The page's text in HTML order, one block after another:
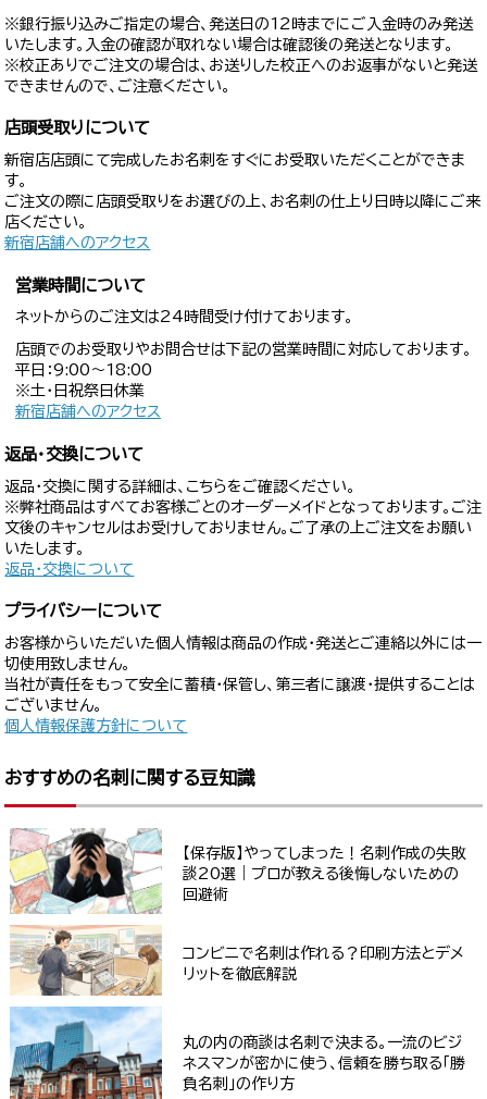
※銀行振り込みご指定の場合、発送日の12時までにご入金時のみ発送
いたします。入金の確認が取れない場合は確認後の発送となります。
※校正ありでご注文の場合は、お送りした校正へのお返事がないと発送
できませんので、ご注意ください。
店頭受取りについて
新宿店店頭にて完成したお名刺をすぐにお受取いただくことができま
す。
ご注文の際に店頭受取りをお選びの上、お名刺の仕上り日時以降にご来
店ください。
新宿店舗へのアクセス
営業時間について
ネットからのご注文は24時間受け付けております。
店頭でのお受取りやお問合せは下記の営業時間に対応しております。
平日：9:00〜18:00
※土・日祝祭日休業
新宿店舗へのアクセス
返品・交換について
返品・交換に関する詳細は、こちらをご確認ください。
※弊社商品はすべてお客様ごとのオーダーメイドとなっております。ご注
文後のキャンセルはお受けしておりません。ご了承の上ご注文をお願い
いたします。
返品・交換について
プライバシーについて
お客様からいただいた個人情報は商品の作成・発送とご連絡以外には一
切使用致しません。
当社が責任をもって安全に蓄積・保管し、第三者に譲渡・提供することは
ございません。
個人情報保護方針について
おすすめの名刺に関する豆知識
【保存版】やってしまった！名刺作成の失敗
談20選｜プロが教える後悔しないための
回避術
コンビニで名刺は作れる？印刷方法とデメ
リットを徹底解説
丸の内の商談は名刺で決まる。一流のビジ
ネスマンが密かに使う、信頼を勝ち取る「勝
負名刺」の作り方